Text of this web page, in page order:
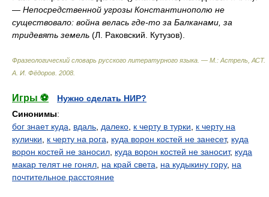
— Непосредственной угрозы Константинополю не
существовало: война велась где-то за Балканами, за
тридевять земель (Л. Раковский. Кутузов).
Фразеологический словарь русского литературного языка. — М.: Астрель, АСТ.
А. И. Фёдоров 2008
Игры ⚽
Нужно сделать НИР?
Синонимы:
бог знает куда
вдаль далеко к черту в турки
к черту на
кулички
к черту на рога куда ворон костей не занесет, куда
ворон костей не заносил куда ворон костей не заносит, куда
макар телят не гонял на край света на кудыкину гору, на
почтительное расстояние